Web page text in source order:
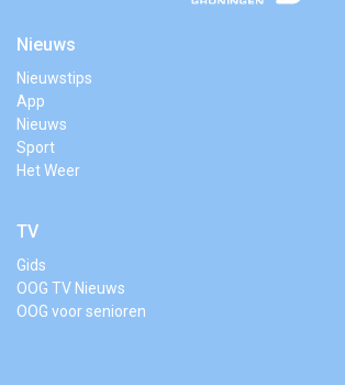
Nieuws
Nieuwstips
App
Nieuws
Sport
Het Weer
TV
Gids
OOG TV Nieuws
OOG voor senioren